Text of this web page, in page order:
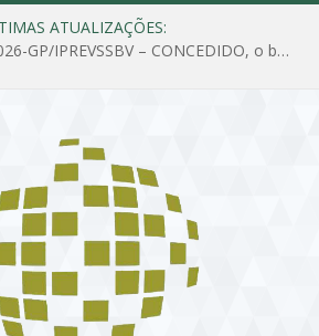
ATUALIZAÇÕES:
PORTARIA Nº 025/2026-GP/IPREVSSBV – CONCEDIDO, o benefício de PENSÃO a MARIA ESTELA DOS SANTOS SOUZA